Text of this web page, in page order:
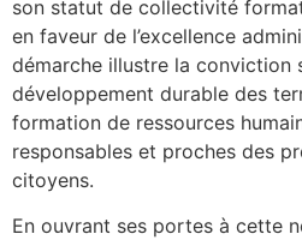
son statut de collectivité
en faveur de l’excellence
démarche illustre la conviction
développement durable des
formation de ressources
responsables et proches des
citoyens.
En ouvrant ses portes à cette